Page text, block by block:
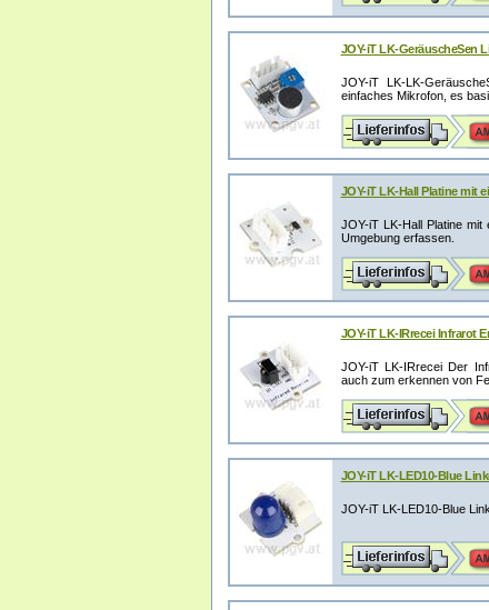
JOY-iT LK-GeräuscheSen
JOY-iT LK-LK-
einfaches Mikrofon, es
JOY-iT LK-Hall Platine mit
JOY-iT LK-Hall Platine
Umgebung erfassen.
JOY-iT LK-IRrecei Infrarot
JOY-iT LK-IRrecei Der
auch zum erkennen von
JOY-iT LK-LED10-Blue
JOY-iT LK-LED10-Blue